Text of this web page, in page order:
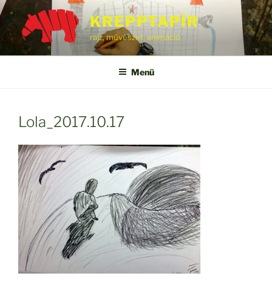
Tartalomhoz
KREPPTAPÍR
rajz, művészet, animáció
Menü
Lola_2017.10.17